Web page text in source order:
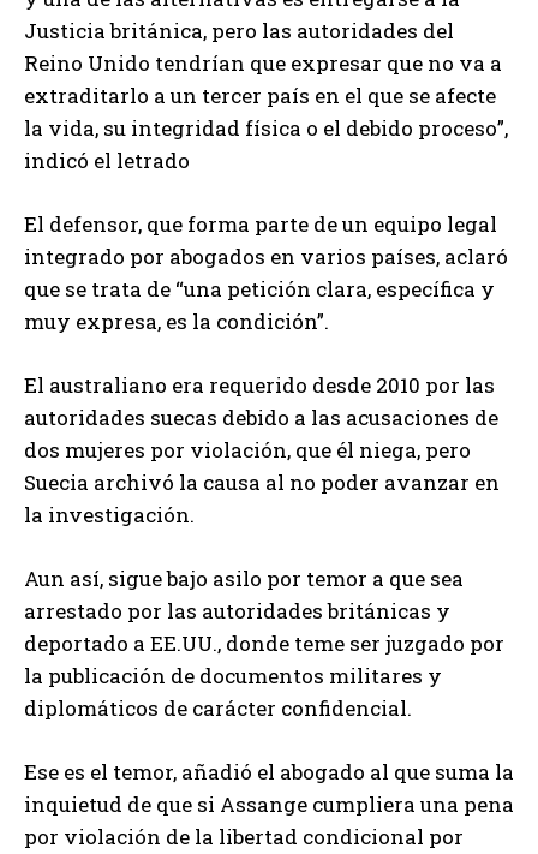
Justicia británica, pero las autoridades del
Reino Unido tendrían que expresar que no va a
extraditarlo a un tercer país en el que se afecte
la vida, su integridad física o el debido proceso”,
indicó el letrado
El defensor, que forma parte de un equipo legal
integrado por abogados en varios países, aclaró
que se trata de “una petición clara, específica y
muy expresa, es la condición”.
El australiano era requerido desde 2010 por las
autoridades suecas debido a las acusaciones de
dos mujeres por violación, que él niega, pero
Suecia archivó la causa al no poder avanzar en
la investigación.
Aun así, sigue bajo asilo por temor a que sea
arrestado por las autoridades británicas y
deportado a EE.UU., donde teme ser juzgado por
la publicación de documentos militares y
diplomáticos de carácter confidencial.
Ese es el temor, añadió el abogado al que suma la
inquietud de que si Assange cumpliera una pena
por violación de la libertad condicional por